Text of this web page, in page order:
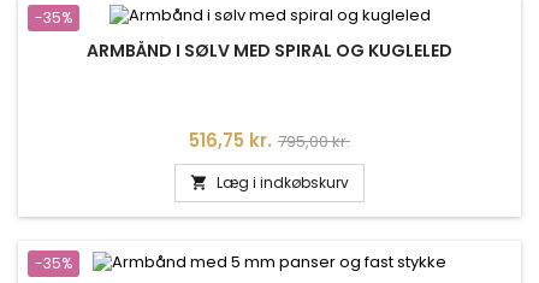
-35%
ARMBÅND I SØLV MED SPIRAL OG KUGLELED
Pris
516,75 kr. Normalpris
795,00 kr.
 Læg i indkøbskurv
-35%